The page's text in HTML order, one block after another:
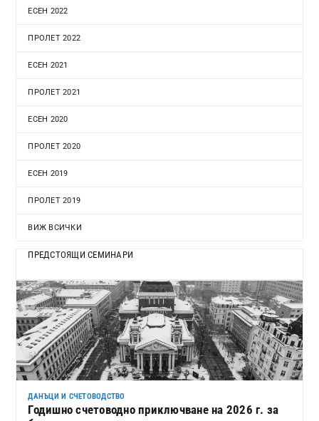
ЕСЕН 2022
ПРОЛЕТ 2022
ЕСЕН 2021
ПРОЛЕТ 2021
ЕСЕН 2020
ПРОЛЕТ 2020
ЕСЕН 2019
ПРОЛЕТ 2019
ВИЖ ВСИЧКИ
ПРЕДСТОЯЩИ СЕМИНАРИ
ДАНЪЦИ И СЧЕТОВОДСТВО
Годишно счетоводно приключване на 2026 г. за